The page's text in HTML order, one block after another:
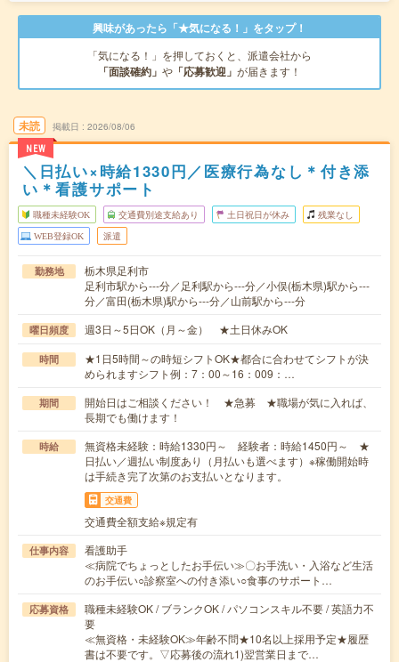
興味があったら「★気になる！」をタップ！
「気になる！」を押しておくと、派遣会社から
「面談確約」 や 「応募歓迎」 が届きます！
未読
NEW
掲載日 2026/08/06
＼日払い×時給1330円／医療行為なし＊付き添
い＊看護サポート
職種未経験OK 交通費別途支給あり 土日祝日が休み 残業なし
WEB登録OK 派遣
勤務地
栃木県足利市
足利市駅から---分／足利駅から---分／小俣(栃木県)駅から---
分／富田(栃木県)駅から---分／山前駅から---分
曜日頻度 週3日～5日OK（月～金） ★土日休みOK
時間
★1日5時間～の時短シフトOK★都合に合わせてシフトが決
められますシフト例：7：00～16：009：…
期間
開始日はご相談ください！ ★急募 ★職場が気に入れば、
長期でも働けます！
時給
無資格未経験：時給1330円～ 経験者：時給1450円～ ★
日払い／週払い制度あり（月払いも選べます）※稼働開始時
は手続き完了次第のお支払いとなります。
交通費
交通費全額支給※規定有
仕事内容
看護助手
≪病院でちょっとしたお手伝い≫〇お手洗い・入浴など生活
のお手伝い○診察室への付き添い○食事のサポート…
応募資格
職種未経験OK / ブランクOK / パソコンスキル不要 / 英語力不
要
≪無資格・未経験OK≫年齢不問★10名以上採用予定★履歴
書は不要です。▽応募後の流れ1)翌営業日まで…